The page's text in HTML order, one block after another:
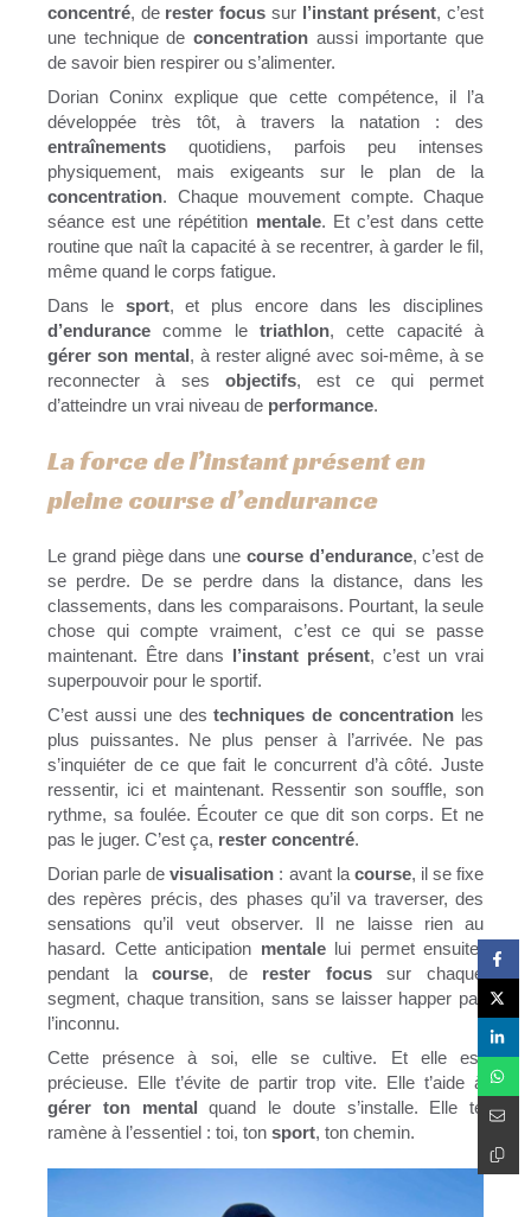
concentré, de rester focus sur l’instant présent, c’est
une technique de concentration aussi importante que
de savoir bien respirer ou s’alimenter.
Dorian Coninx explique que cette compétence, il l’a
développée très tôt, à travers la natation : des
entraînements quotidiens, parfois peu intenses
physiquement, mais exigeants sur le plan de la
concentration. Chaque mouvement compte. Chaque
séance est une répétition mentale. Et c’est dans cette
routine que naît la capacité à se recentrer, à garder le fil,
même quand le corps fatigue.
Dans le sport, et plus encore dans les disciplines
d’endurancecomme letriathlon, cette capacité à
gérer son mental, à rester aligné avec soi-même, à se
reconnecter à ses objectifs, est ce qui permet
d’atteindre un vrai niveau de performance.
La force de l’instant présent en
pleine course d’endurance
Le grand piège dans une course d’endurance, c’est de
se perdre. De se perdre dans la distance, dans les
classements, dans les comparaisons. Pourtant, la seule
chose qui compte vraiment, c’est ce qui se passe
maintenant. Être dans l’instant présent, c’est un vrai
superpouvoir pour le sportif.
C’est aussi une des techniques de concentration les
plus puissantes. Ne plus penser à l’arrivée. Ne pas
s’inquiéter de ce que fait le concurrent d’à côté. Juste
ressentir, ici et maintenant. Ressentir son souffle, son
rythme, sa foulée. Écouter ce que dit son corps. Et ne
pas le juger. C’est ça, rester concentré.
Dorian parle devisualisation : avant la course, il se fixe
des repères précis, des phases qu’il va traverser, des
sensations qu’il veut observer. Il ne laisse rien au
hasard. Cette anticipation mentale lui permet ensuite,
pendant lacourse, de rester focussur chaque
segment, chaque transition, sans se laisser happer par
l’inconnu.
Cette présence à soi, elle se cultive. Et elle est
précieuse. Elle t’évite de partir trop vite. Elle t’aide à
gérer ton mental quand le doute s’installe. Elle te
ramène à l’essentiel : toi, ton sport, ton chemin.